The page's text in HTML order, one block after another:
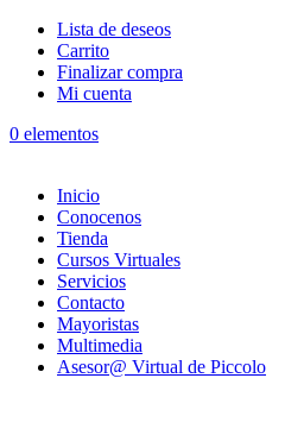
Lista de deseos
Carrito
Finalizar compra
Mi cuenta
0 elementos
Inicio
Conocenos
Tienda
Cursos Virtuales
Servicios
Contacto
Mayoristas
Multimedia
Asesor@ Virtual de Piccolo